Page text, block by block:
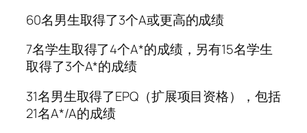
60名男生取得了3个A或更高的成绩
7名学生取得了4个A*的成绩，另有15名学生
取得了3个A*的成绩
31名男生取得了EPQ（扩展项目资格），包括
21名A*/A的成绩